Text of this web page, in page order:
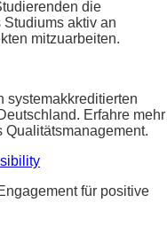
die
aktiv an
mitzuarbeiten.
systemakkreditierten
Erfahre mehr
Qualitätsmanagement.
für positive